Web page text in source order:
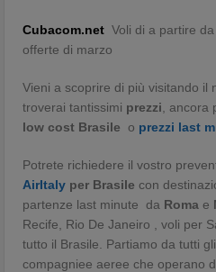
Cubacom.net Voli di a partire
offerte di marzo
Vieni a scoprire di più visitando il
troverai tantissimi prezzi ,
low cost Brasile o prezzi last
Potrete richiedere il vostro
AirItaly per Brasile con
partenze last minute da Roma e
Recife, Rio De Janeiro , voli per
tutto il Brasile. Partiamo da tutti
compagniee aeree che operano